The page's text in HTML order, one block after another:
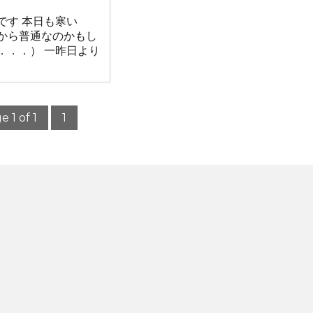
す 本日も寒い
ら普通なのかもし
．．） 一昨日より
1 of 1 1